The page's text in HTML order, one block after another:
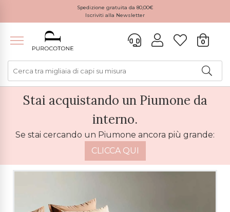
Spedizione gratuita da 80,00€
Iscriviti alla Newsletter
0
Stai acquistando un Piumone da
interno.
Se stai cercando un Piumone ancora più grande:
CLICCA QUI